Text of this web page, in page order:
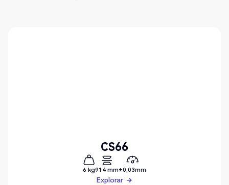
CS66
6 kg914 mm±0,03mm
Explorar